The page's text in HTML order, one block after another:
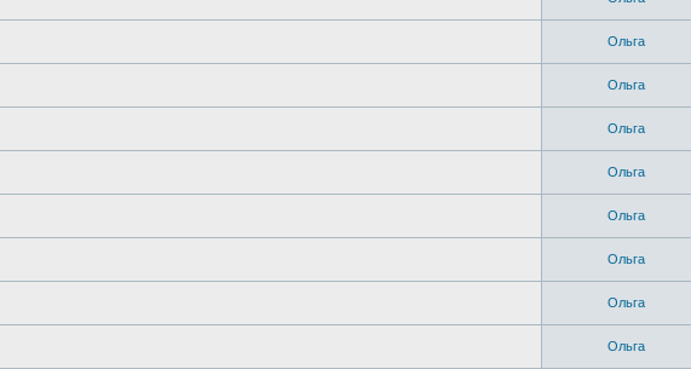
Ольга
Ольга
Ольга
Ольга
Ольга
Ольга
Ольга
Ольга